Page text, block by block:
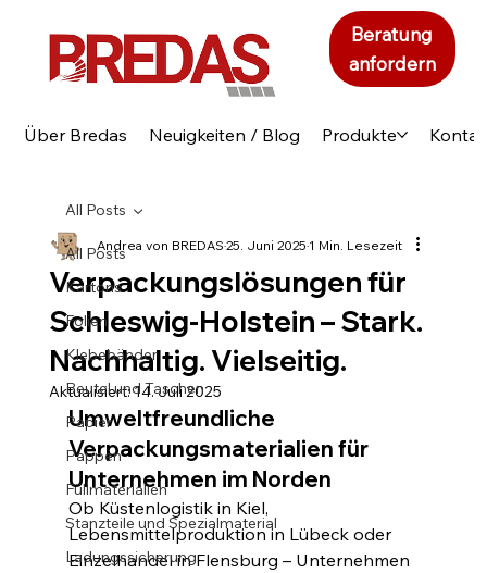
Über Bredas Neuigkeiten / Blog Produkte
Beratung
anfordern
All Posts
Kartons
Folien
Klebebänder
Beutel und Taschen
Papier
Pappen
Füllmaterialien
Stanzteile und Spezialmaterial
Ladungssicherung
All Posts
Verpackungslösungen für
Schleswig-Holstein – Stark.
Nachhaltig. Vielseitig.
Andrea von BREDAS25. Juni 20251 Min. Lesezeit
Aktualisiert:14. Juli 2025
Umweltfreundliche
Verpackungsmaterialien für
Unternehmen im Norden
Ob Küstenlogistik in Kiel,
Lebensmittelproduktion in Lübeck oder
Einzelhandel in Flensburg – Unternehmen